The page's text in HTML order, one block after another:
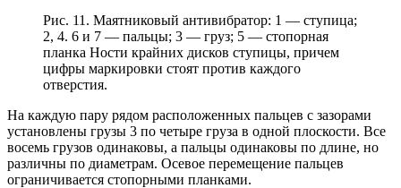
Рис. 11. Маятниковый антивибратор: 1 — ступица;
2, 4. 6 и 7 — пальцы; 3 — груз; 5 — стопорная
планка Ности крайних дисков ступицы, причем
цифры маркировки стоят против каждого
отверстия.
На каждую пару рядом расположенных пальцев с зазорами
установлены грузы 3 по четыре груза в одной плоскости. Все
восемь грузов одинаковы, а пальцы одинаковы по длине, но
различны по диаметрам. Осевое перемещение пальцев
ограничивается стопорными планками.